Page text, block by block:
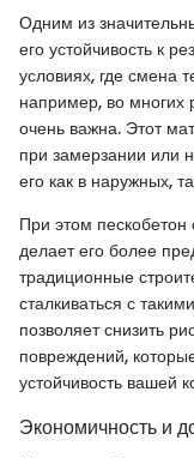
Одним из
его устойчивость к
условиях, где смена
например, во многих
очень важна. Этот
при замерзании или
его как в наружных,
При этом
делает его более
традиционные
сталкиваться с
позволяет снизить
повреждений,
устойчивость вашей
Экономичность и